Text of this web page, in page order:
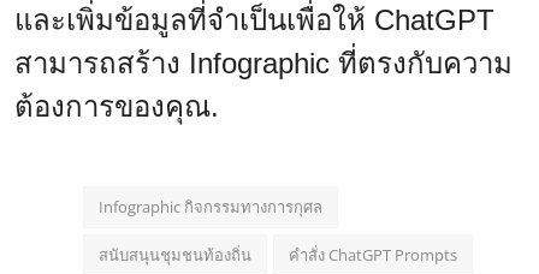
และเพิ่มข้อมูลที่จำเป็นเพื่อให้ ChatGPT
สามารถสร้าง Infographic ที่ตรงกับความ
ต้องการของคุณ.
Infographic กิจกรรมทางการกุศล
สนับสนุนชุมชนท้องถิ่น คำสั่ง ChatGPT Prompts